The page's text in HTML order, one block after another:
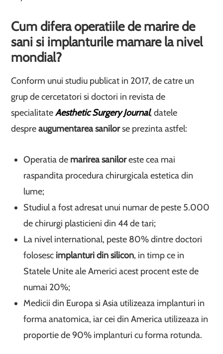
Cum difera operatiile de marire de
sani si implanturile mamare la nivel
mondial?
Conform unui studiu publicat in 2017, de catre un
grup de cercetatori si doctori in revista de
specialitateAesthetic Surgery Journal, datele
despreaugumentarea sanilorse prezinta astfel:
Operatia de marirea saniloreste cea mai
raspandita procedura chirurgicala estetica din
lume;
Studiul a fost adresat unui numar de peste 5.000
de chirurgi plasticieni din 44 de tari;
La nivel international, peste 80% dintre doctori
folosesc implanturi din silicon, in timp ce in
Statele Unite ale Americi acest procent este de
numai 20%;
Medicii din Europa si Asia utilizeaza implanturi in
forma anatomica, iar cei din America utilizeaza in
proportie de 90% implanturi cu forma rotunda.